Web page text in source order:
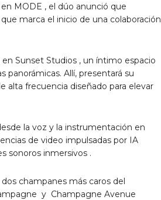
MODE , el dúo anunció que
marca el inicio de una colaboración
Sunset Studios , un íntimo espacio
panorámicas. Allí, presentará su
alta frecuencia diseñado para elevar
la voz y la instrumentación en
de video impulsadas por IA
sonoros inmersivos .
champanes más caros del
y Champagne Avenue